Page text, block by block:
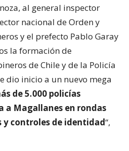
al general inspector
nacional de Orden y
y el prefecto Pablo Garay
la formación de
de Chile y de la Policía
dio inicio a un nuevo mega
de 5.000 policías
a Magallanes en rondas
y controles de identidad“,